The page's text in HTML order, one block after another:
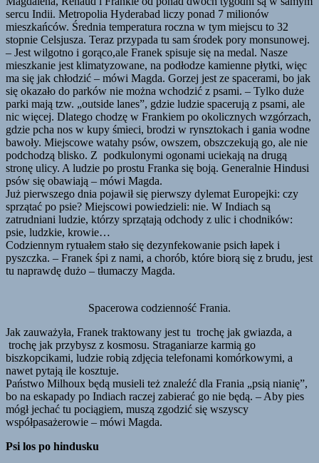
sercu Indii. Metropolia Hyderabad liczy ponad 7 milionów
mieszkańców. Średnia temperatura roczna w tym miejscu to 32
stopnie Celsjusza. Teraz przypada tu sam środek pory monsunowej.
– Jest wilgotno i gorąco,ale Franek spisuje się na medal. Nasze
mieszkanie jest klimatyzowane, na podłodze kamienne płytki, więc
ma się jak chłodzić – mówi Magda. Gorzej jest ze spacerami, bo jak
się okazało do parków nie można wchodzić z psami. – Tylko duże
parki mają tzw. „outside lanes”, gdzie ludzie spacerują z psami, ale
nic więcej. Dlatego chodzę w Frankiem po okolicznych wzgórzach,
gdzie pcha nos w kupy śmieci, brodzi w rynsztokach i gania wodne
bawoły. Miejscowe watahy psów, owszem, obszczekują go, ale nie
podchodzą blisko. Z podkulonymi ogonami uciekają na drugą
stronę ulicy. A ludzie po prostu Franka się boją. Generalnie Hindusi
psów się obawiają – mówi Magda.
Już pierwszego dnia pojawił się pierwszy dylemat Europejki: czy
sprzątać po psie? Miejscowi powiedzieli: nie. W Indiach są
zatrudniani ludzie, którzy sprzątają odchody z ulic i chodników:
psie, ludzkie, krowie…
Codziennym rytuałem stało się dezynfekowanie psich łapek i
pyszczka. – Franek śpi z nami, a chorób, które biorą się z brudu, jest
tu naprawdę dużo – tłumaczy Magda.
Spacerowa codzienność Frania.
Jak zauważyła, Franek traktowany jest tu trochę jak gwiazda, a
trochę jak przybysz z kosmosu. Straganiarze karmią go
biszkopcikami, ludzie robią zdjęcia telefonami komórkowymi, a
nawet pytają ile kosztuje.
Państwo Milhoux będą musieli też znaleźć dla Frania „psią nianię”,
bo na eskapady po Indiach raczej zabierać go nie będą. – Aby pies
mógł jechać tu pociągiem, muszą zgodzić się wszyscy
współpasażerowie – mówi Magda.
Psi los po hindusku